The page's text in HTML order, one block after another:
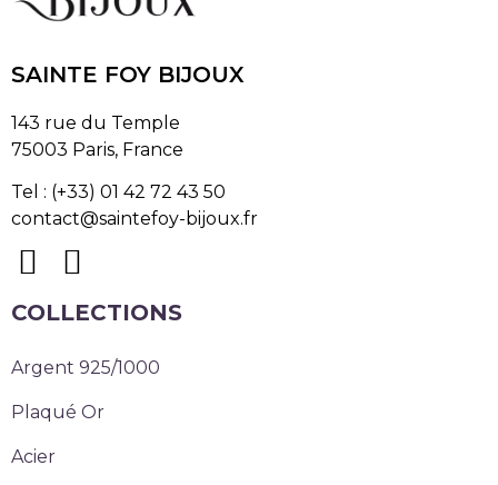
SAINTE FOY BIJOUX
143 rue du Temple
75003 Paris, France
Tel : (+33) 01 42 72 43 50
contact@saintefoy-bijoux.fr
COLLECTIONS
Argent 925/1000
Plaqué Or
Acier